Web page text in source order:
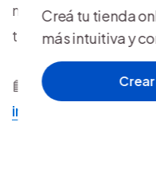
múltiples
tengas cuenta en un
📘 Leer más:
¿Qué es
importancia para el
Creá tu tienda
más intuitiva y